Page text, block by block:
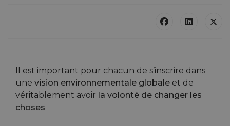
Il est important pour chacun de s’inscrire dans
une vision environnementale globale et de
véritablement avoir la volonté de changer les
choses